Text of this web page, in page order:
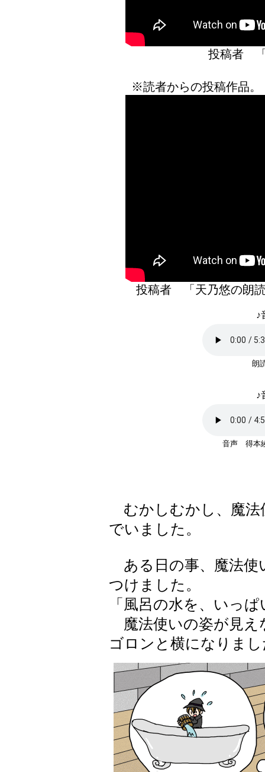
投稿者
※読者からの投稿作品
投稿者 「天乃悠の
♪
朗
♪
音声 得本
むかしむかし、魔法
でいました。
ある日の事、魔法使
つけました。
「風呂の水を、いっ
魔法使いの姿が見え
ゴロンと横になりま